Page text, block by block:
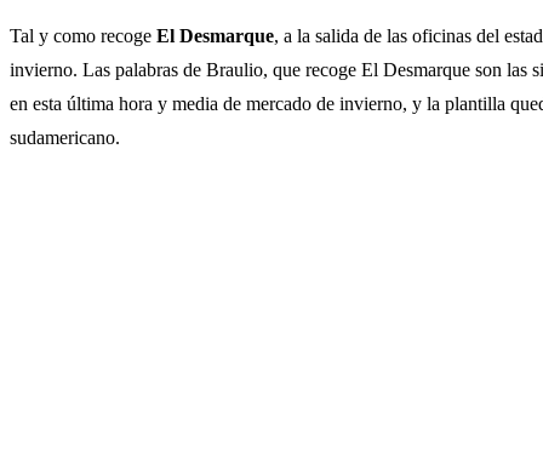
Tal y como recoge El Desmarque, a la salida de las oficinas del
invierno. Las palabras de Braulio, que recoge El Desmarque son las
en esta última hora y media de mercado de invierno, y la plantilla
sudamericano.